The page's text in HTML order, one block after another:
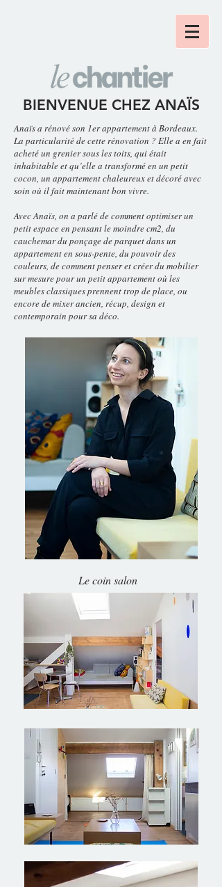
BIENVENUE CHEZ ANAÏS
Anaïs a rénové son 1er appartement à Bordeaux.
La particularité de cette rénovation ? Elle a en fait
acheté un grenier sous les toits, qui était
inhabitable et qu’elle a transformé en un petit
cocon, un appartement chaleureux et décoré avec
soin où il fait maintenant bon vivre.
Avec Anaïs, on a parlé de comment optimiser un
petit espace en pensant le moindre cm2, du
cauchemar du ponçage de parquet dans un
appartement en sous-pente, du pouvoir des
couleurs, de comment penser et créer du mobilier
sur mesure pour un petit appartement où les
meubles classiques prennent trop de place, ou
encore de mixer ancien, récup, design et
contemporain pour sa déco.
Le coin salon